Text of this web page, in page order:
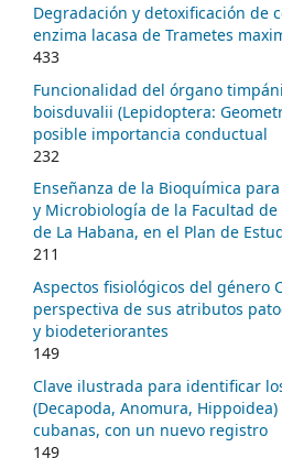
Degradación y detoxificación de
enzima lacasa de Trametes
433
Funcionalidad del órgano
boisduvalii (Lepidoptera:
posible importancia conductual
232
Enseñanza de la Bioquímica
y Microbiología de la Facultad
de La Habana, en el Plan de
211
Aspectos fisiológicos del género
perspectiva de sus atributos
y biodeteriorantes
149
Clave ilustrada para identificar
(Decapoda, Anomura,
cubanas, con un nuevo registro
149